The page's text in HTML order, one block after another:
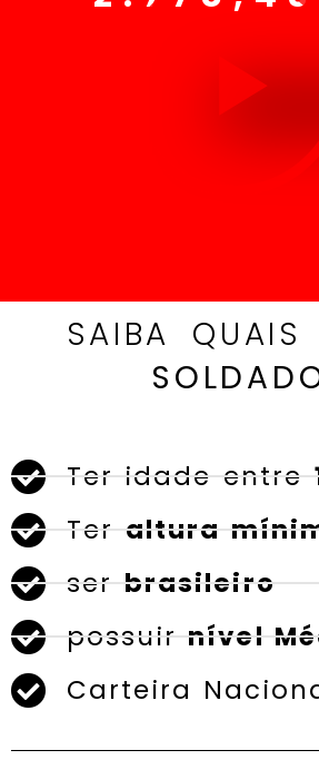
SAIBA
Ter idade entre
Teraltura
serbrasileiro
possuirnível
Carteira